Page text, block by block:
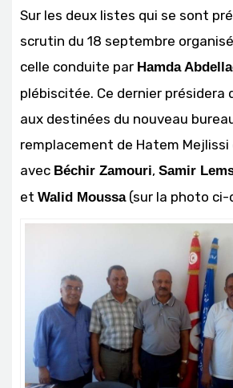
Sur les deux listes qui se sont
scrutin du 18 septembre
celle conduite par Hamda
plébiscitée. Ce dernier présidera
aux destinées du nouveau
remplacement de Hatem
avec Béchir Zamouri, Samir
et Walid Moussa(sur la photo ci-